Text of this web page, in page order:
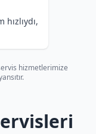
hizmetlerimize